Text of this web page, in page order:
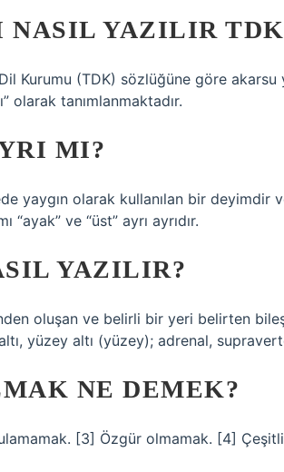
NASIL YAZILIR
Kurumu (TDK) sözlüğüne göre akarsu
olarak tanımlanmaktadır.
MI?
yaygın olarak kullanılan bir deyimdir
“ayak” ve “üst” ayrı ayrıdır.
YAZILIR?
oluşan ve belirli bir yeri belirten
yüzey altı (yüzey); adrenal,
NE DEMEK?
[3] Özgür olmamak. [4]